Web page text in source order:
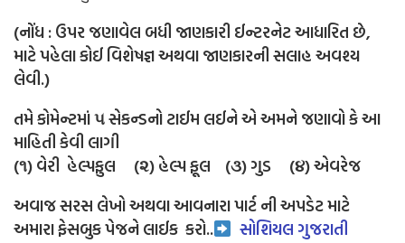
(નોંધ : ઉપર જણાવેલ બધી જાણકારી ઈન્ટરનેટ આધારિત છે,
માટે પહેલા કોઈ વિશેષજ્ઞ અથવા જાણકારની સલાહ અવશ્ય
લેવી.)
તમે કોમેન્ટમાં ૫ સેકન્ડનો ટાઈમ લઈને એ અમને જણાવો કે આ
માહિતી કેવી લાગી
(૧) વેરી હેલ્પફુલ (૨) હેલ્પ ફૂલ (૩) ગુડ (૪) એવરેજ
અવાજ સરસ લેખો અથવા આવનારા પાર્ટ ની અપડેટ માટે
અમારા ફેસબુક પેજને લાઈક કરો.. સોશિયલ ગુજરાતી